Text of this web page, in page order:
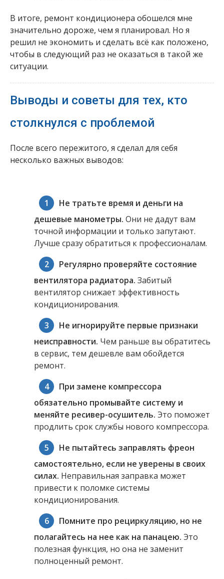
В итоге, ремонт кондиционера обошелся мне
значительно дороже, чем я планировал. Но я
решил не экономить и сделать всё как положено,
чтобы в следующий раз не оказаться в такой же
ситуации.
Выводы и советы для тех, кто
столкнулся с проблемой
После всего пережитого, я сделал для себя
несколько важных выводов:
Не тратьте время и деньги на
дешевые манометры. Они не дадут вам
точной информации и только запутают.
Лучше сразу обратиться к профессионалам.
Регулярно проверяйте состояние
вентилятора радиатора. Забитый
вентилятор снижает эффективность
кондиционирования.
Не игнорируйте первые признаки
неисправности. Чем раньше вы обратитесь
в сервис, тем дешевле вам обойдется
ремонт.
При замене компрессора
обязательно промывайте систему и
меняйте ресивер-осушитель. Это поможет
продлить срок службы нового компрессора.
Не пытайтесь заправлять фреон
самостоятельно, если не уверены в своих
силах. Неправильная заправка может
привести к поломке системы
кондиционирования.
Помните про рециркуляцию, но не
полагайтесь на нее как на панацею. Это
полезная функция, но она не заменит
полноценный ремонт.